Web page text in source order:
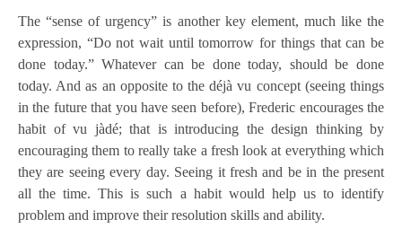
The “sense of urgency” is another key element, much like the
expression, “Do not wait until tomorrow for things that can be
done today.” Whatever can be done today, should be done
today. And as an opposite to the déjà vu concept (seeing things
in the future that you have seen before), Frederic encourages the
habit of vu jàdé; that is introducing the design thinking by
encouraging them to really take a fresh look at everything which
they are seeing every day. Seeing it fresh and be in the present
all the time. This is such a habit would help us to identify
problem and improve their resolution skills and ability.